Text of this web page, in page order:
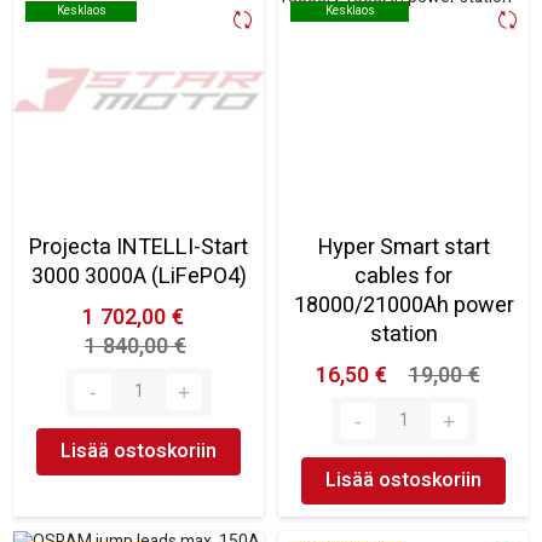
Kesklaos
Kesklaos
Projecta INTELLI-Start
3000 3000A (LiFePO4)
1 702,00 €
1 840,00 €
Lisää ostoskoriin
Kesklaos
Kesklaos
Hyper Smart start
cables for
18000/21000Ah power
station
16,50 €
19,00 €
Lisää ostoskoriin